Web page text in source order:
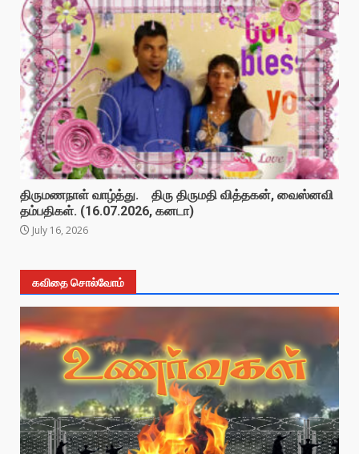
திருமணநாள் வாழ்த்து. திரு திருமதி வித்தகன், வைஸ்னவி
தம்பதிகள். (16.07.2026, கனடா)
July 16, 2026
கவிதை சொல்வோம்